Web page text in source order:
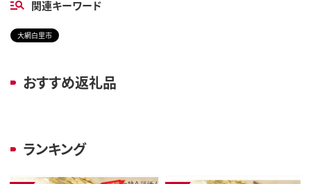
関連キーワード
大網白里市
おすすめ返礼品
ランキング